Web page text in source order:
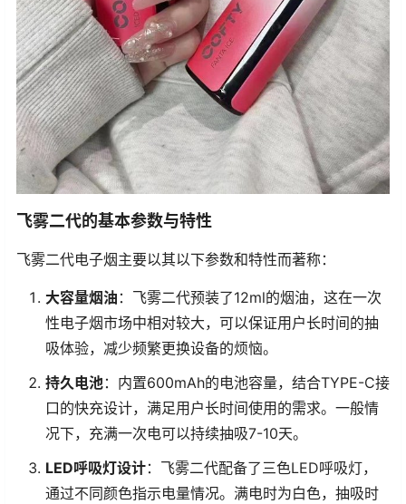
飞雾二代的基本参数与特性
飞雾二代电子烟主要以其以下参数和特性而著称：
大容量烟油 ：飞雾二代预装了12ml的烟油，这在一次
性电子烟市场中相对较大，可以保证用户长时间的抽
吸体验，减少频繁更换设备的烦恼。
持久电池：内置600mAh的电池容量，结合TYPE-C接
口的快充设计，满足用户长时间使用的需求。一般情
况下，充满一次电可以持续抽吸7-10天。
LED呼吸灯设计：飞雾二代配备了三色LED呼吸灯，
通过不同颜色指示电量情况。满电时为白色，抽吸时